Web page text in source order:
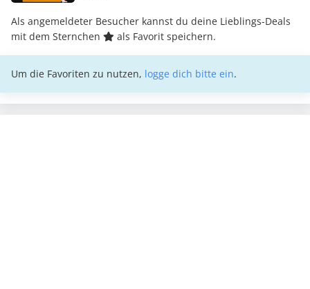
Als angemeldeter Besucher kannst du deine Lieblings-Deals
mit dem Sternchen
als Favorit speichern.
Um die Favoriten zu nutzen, logge dich bitte ein.